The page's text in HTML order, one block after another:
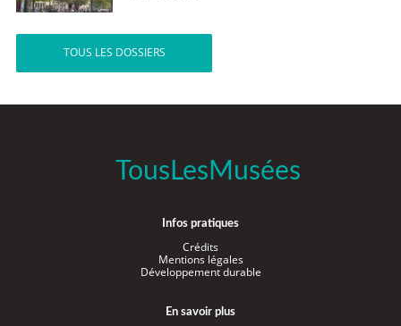
TOUS LES DOSSIERS
TousLesMusées
Infos pratiques
Crédits
Mentions légales
Développement durable
En savoir plus